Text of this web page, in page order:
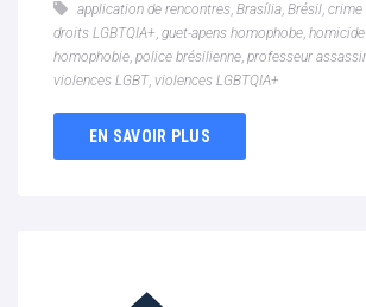
application de rencontres, Brasília, Brésil, crime
droits LGBTQIA+, guet-apens homophobe,
homophobie, police brésilienne, professeur
violences LGBT, violences LGBTQIA+
EN SAVOIR PLUS